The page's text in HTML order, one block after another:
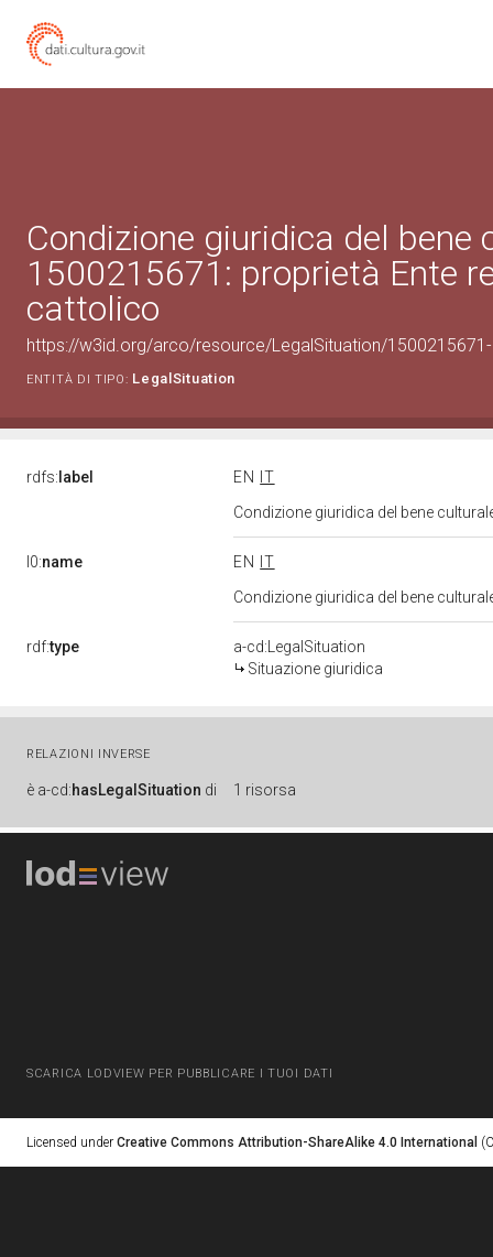
Condizione giuridica del bene
1500215671: proprietà Ente
cattolico
https://w3id.org/arco/resource/LegalSituation/
ENTITÀ DI TIPO: LegalSituation
rdfs: label EN
IT
Condizione giuridica del bene
l0:name EN
IT
Condizione giuridica del bene
rdf:type
a-cd:LegalSituation
Situazione giuridica
RELAZIONI INVERSE
è a-cd:hasLegalSituation di 1 risorsa
SCARICA LODVIEW PER PUBBLICARE I TUOI DATI
Licensed under Creative Commons Attribution-ShareAlike 4.0 International